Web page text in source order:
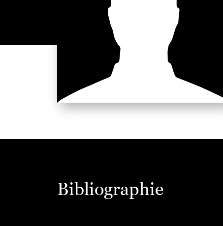
Bibliographie